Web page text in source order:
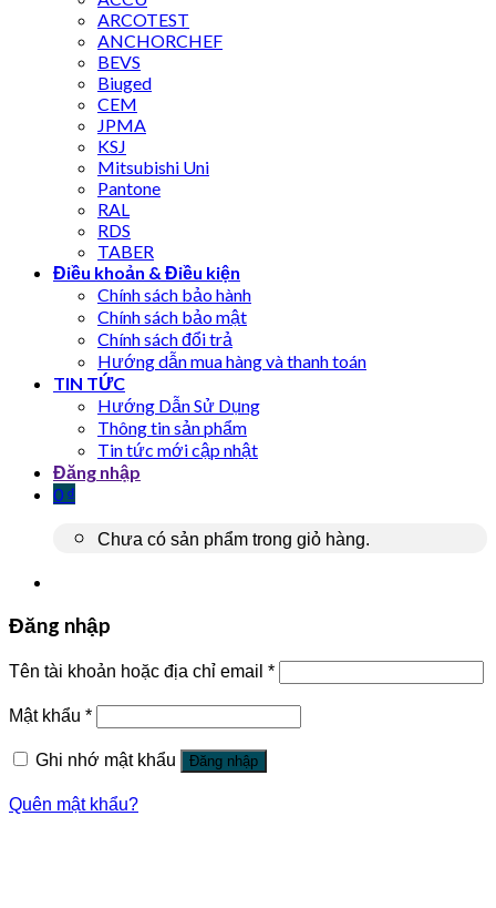
ARCOTEST
ANCHORCHEF
BEVS
Biuged
CEM
JPMA
KSJ
Mitsubishi Uni
Pantone
RAL
RDS
TABER
Điều khoản & Điều kiện
Chính sách bảo hành
Chính sách bảo mật
Chính sách đổi trả
Hướng dẫn mua hàng và thanh toán
TIN TỨC
Hướng Dẫn Sử Dụng
Thông tin sản phẩm
Tin tức mới cập nhật
Đăng nhập
0 ₫
Chưa có sản phẩm trong giỏ hàng.
Đăng nhập
Tên tài khoản hoặc địa chỉ email *
Mật khẩu *
Ghi nhớ mật khẩu Đăng nhập
Quên mật khẩu?